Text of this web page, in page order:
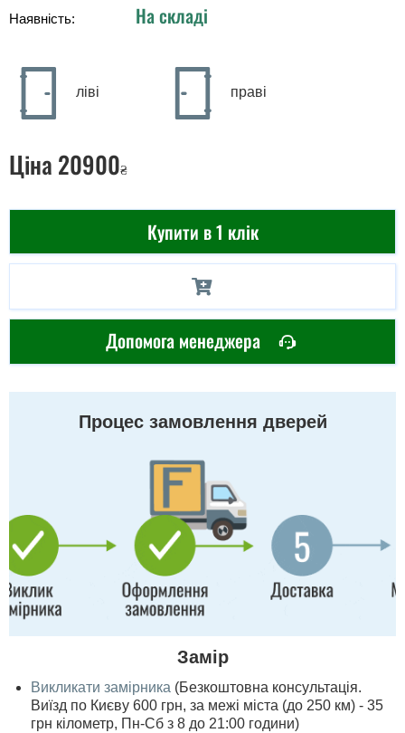
Наявність: На складі
ліві праві
Ціна 20900₴
Купити в 1 клік
Допомога менеджера
Процес замовлення дверей
Замір
Викликати замірника (Безкоштовна консультація.
Виїзд по Києву 600 грн, за межі міста (до 250 км) - 35
грн кілометр, Пн-Сб з 8 до 21:00 години)